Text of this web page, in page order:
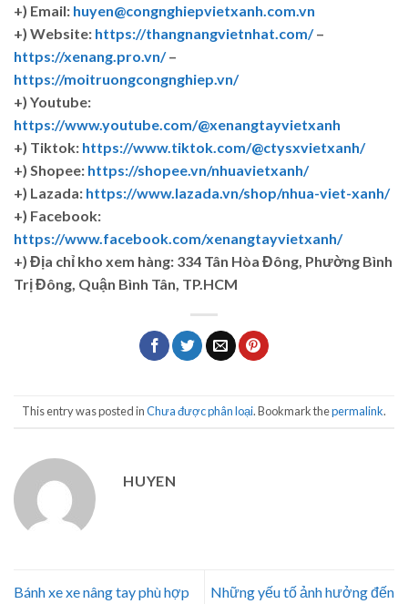
+) Email: huyen@congnghiepvietxanh.com.vn
+) Website: https://thangnangvietnhat.com/–
https://xenang.pro.vn/–
https://moitruongcongnghiep.vn/
+) Youtube:
https://www.youtube.com/@xenangtayvietxanh
+) Tiktok: https://www.tiktok.com/@ctysxvietxanh/
+) Shopee: https://shopee.vn/nhuavietxanh/
+) Lazada: https://www.lazada.vn/shop/nhua-viet-xanh/
+) Facebook:
https://www.facebook.com/xenangtayvietxanh/
+) Địa chỉ kho xem hàng: 334 Tân Hòa Đông, Phường Bình
Trị Đông, Quận Bình Tân, TP.HCM
This entry was posted inChưa được phân loại. Bookmark thepermalink.
HUYEN
Bánh xe xe nâng tay phù hợp
Những yếu tố ảnh hưởng đến